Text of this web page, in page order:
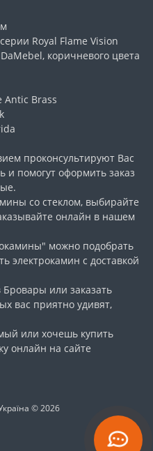
Royal Flame Vision
коричневого цвета
Antiс Brass
проконсультируют Вас
и помогут оформить заказ
.
со стеклом, выбирайте
онлайн в нашем
можно подобрать
электрокамин с доставкой
Бровары или заказать
вас приятно удивят,
или хочешь купить
онлайн на сайте
© 2026